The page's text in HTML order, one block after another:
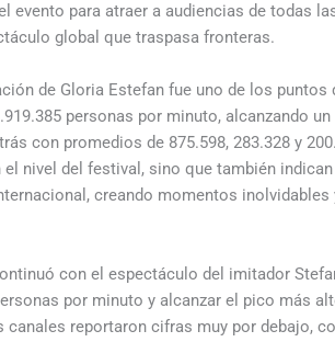
evento para atraer a audiencias de todas
global que traspasa fronteras.
de Gloria Estefan fue uno de los
personas por minuto, alcanzando
con promedios de 875.598, 283.328 y
el nivel del festival, sino que también
creando momentos
con el espectáculo del imitador
por minuto y alcanzar el pico más
canales reportaron cifras muy por debajo,